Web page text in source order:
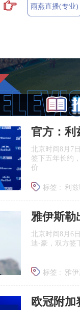
雨燕直播(专业)
官方：利
北京时间8月7
签下五年长约
价
标签 : 利
雅伊斯勒
北京时间8月6
迪‑豪，双方
标签 : 雅
埃迪豪离
欧冠附加